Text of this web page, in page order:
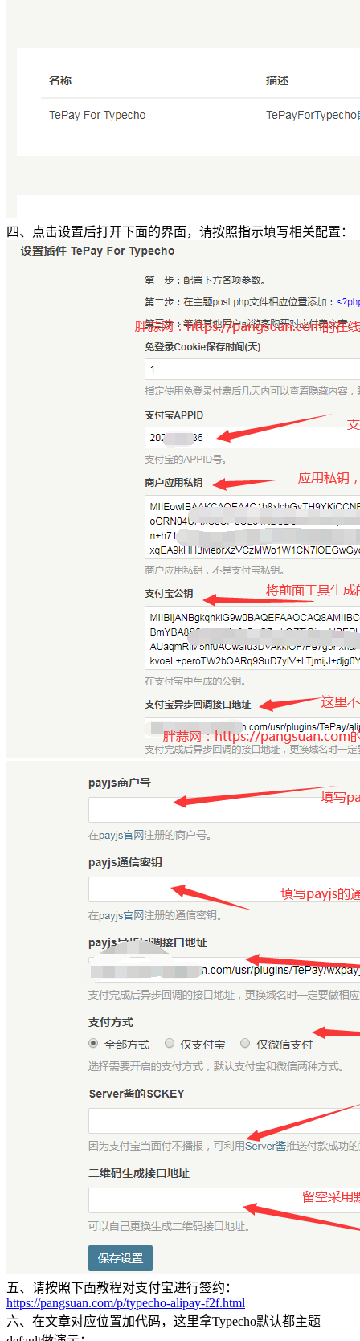
四、点击设置后打开下面的界面，请按照指示填写相关配置：
五、请按照下面教程对支付宝进行签约：
https://pangsuan.com/p/typecho-alipay-f2f.html
六、在文章对应位置加代码，这里拿Typecho默认都主题